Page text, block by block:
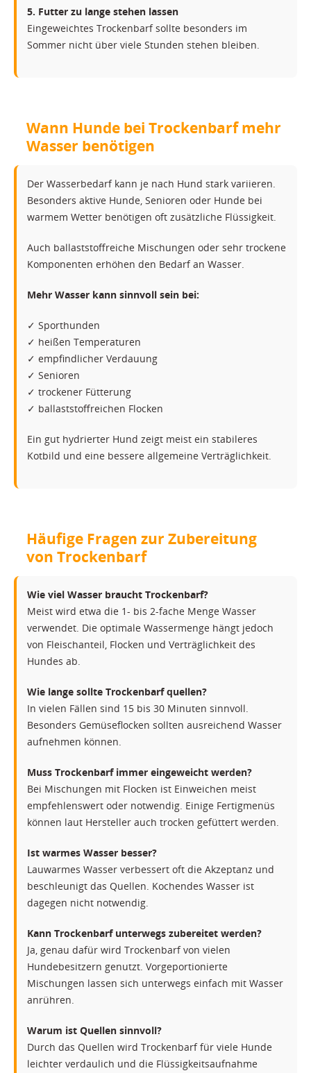
5. Futter zu lange stehen lassen
Eingeweichtes Trockenbarf sollte besonders im
Sommer nicht über viele Stunden stehen bleiben.
Wann Hunde bei Trockenbarf mehr
Wasser benötigen
Der Wasserbedarf kann je nach Hund stark variieren.
Besonders aktive Hunde, Senioren oder Hunde bei
warmem Wetter benötigen oft zusätzliche Flüssigkeit.
Auch ballaststoffreiche Mischungen oder sehr trockene
Komponenten erhöhen den Bedarf an Wasser.
Mehr Wasser kann sinnvoll sein bei:
✓ Sporthunden
✓ heißen Temperaturen
✓ empfindlicher Verdauung
✓ Senioren
✓ trockener Fütterung
✓ ballaststoffreichen Flocken
Ein gut hydrierter Hund zeigt meist ein stabileres
Kotbild und eine bessere allgemeine Verträglichkeit.
Häufige Fragen zur Zubereitung
von Trockenbarf
Wie viel Wasser braucht Trockenbarf?
Meist wird etwa die 1- bis 2-fache Menge Wasser
verwendet. Die optimale Wassermenge hängt jedoch
von Fleischanteil, Flocken und Verträglichkeit des
Hundes ab.
Wie lange sollte Trockenbarf quellen?
In vielen Fällen sind 15 bis 30 Minuten sinnvoll.
Besonders Gemüseflocken sollten ausreichend Wasser
aufnehmen können.
Muss Trockenbarf immer eingeweicht werden?
Bei Mischungen mit Flocken ist Einweichen meist
empfehlenswert oder notwendig. Einige Fertigmenüs
können laut Hersteller auch trocken gefüttert werden.
Ist warmes Wasser besser?
Lauwarmes Wasser verbessert oft die Akzeptanz und
beschleunigt das Quellen. Kochendes Wasser ist
dagegen nicht notwendig.
Kann Trockenbarf unterwegs zubereitet werden?
Ja, genau dafür wird Trockenbarf von vielen
Hundebesitzern genutzt. Vorgeportionierte
Mischungen lassen sich unterwegs einfach mit Wasser
anrühren.
Warum ist Quellen sinnvoll?
Durch das Quellen wird Trockenbarf für viele Hunde
leichter verdaulich und die Flüssigkeitsaufnahme